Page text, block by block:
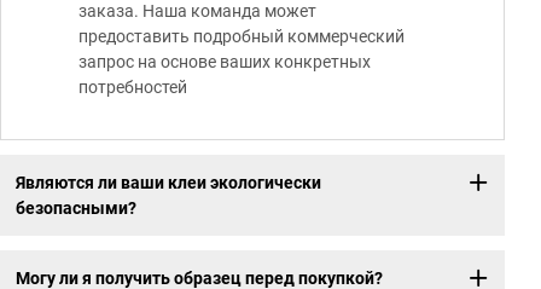
заказа. Наша команда может
предоставить подробный коммерческий
запрос на основе ваших конкретных
потребностей
Являются ли ваши клеи экологически
безопасными?
Могу ли я получить образец перед покупкой?